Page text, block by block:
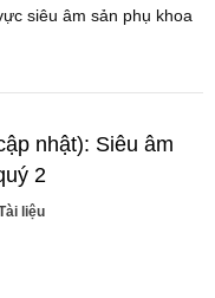
siêu âm sản phụ khoa
nhật): Siêu âm
2
liệu